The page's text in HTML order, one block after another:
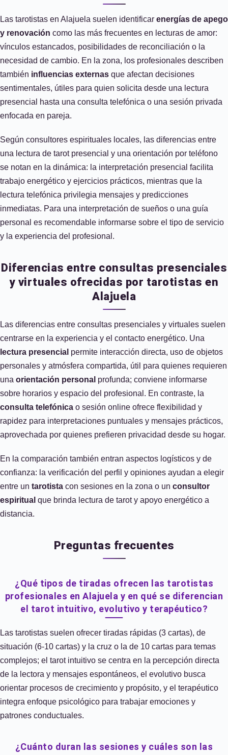
Las tarotistas en Alajuela suelen identificar energías de apego
y renovación como las más frecuentes en lecturas de amor:
vínculos estancados, posibilidades de reconciliación o la
necesidad de cambio. En la zona, los profesionales describen
también influencias externas que afectan decisiones
sentimentales, útiles para quien solicita desde una lectura
presencial hasta una consulta telefónica o una sesión privada
enfocada en pareja.
Según consultores espirituales locales, las diferencias entre
una lectura de tarot presencial y una orientación por teléfono
se notan en la dinámica: la interpretación presencial facilita
trabajo energético y ejercicios prácticos, mientras que la
lectura telefónica privilegia mensajes y predicciones
inmediatas. Para una interpretación de sueños o una guía
personal es recomendable informarse sobre el tipo de servicio
y la experiencia del profesional.
Diferencias entre consultas presenciales
y virtuales ofrecidas por tarotistas en
Alajuela
Las diferencias entre consultas presenciales y virtuales suelen
centrarse en la experiencia y el contacto energético. Una
lectura presencial permite interacción directa, uso de objetos
personales y atmósfera compartida, útil para quienes requieren
una orientación personal profunda; conviene informarse
sobre horarios y espacio del profesional. En contraste, la
consulta telefónica o sesión online ofrece flexibilidad y
rapidez para interpretaciones puntuales y mensajes prácticos,
aprovechada por quienes prefieren privacidad desde su hogar.
En la comparación también entran aspectos logísticos y de
confianza: la verificación del perfil y opiniones ayudan a elegir
entre un tarotista con sesiones en la zona o un consultor
espiritual que brinda lectura de tarot y apoyo energético a
distancia.
Preguntas frecuentes
¿Qué tipos de tiradas ofrecen las tarotistas
profesionales en Alajuela y en qué se diferencian
el tarot intuitivo, evolutivo y terapéutico?
Las tarotistas suelen ofrecer tiradas rápidas (3 cartas), de
situación (6-10 cartas) y la cruz o la de 10 cartas para temas
complejos; el tarot intuitivo se centra en la percepción directa
de la lectora y mensajes espontáneos, el evolutivo busca
orientar procesos de crecimiento y propósito, y el terapéutico
integra enfoque psicológico para trabajar emociones y
patrones conductuales.
¿Cuánto duran las sesiones y cuáles son las